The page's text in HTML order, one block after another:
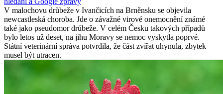
V malochovu drůbeže v Ivančicích na Brněnsku se objevila
newcastleská choroba. Jde o závažné virové onemocnění známé
také jako pseudomor drůbeže. V celém Česku takových případů
bylo letos už deset, na jihu Moravy se nemoc vyskytla poprvé.
Státní veterinární správa potvrdila, že část zvířat uhynula, zbytek
musel být utracen.